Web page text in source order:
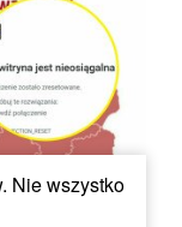
Nie wszystko